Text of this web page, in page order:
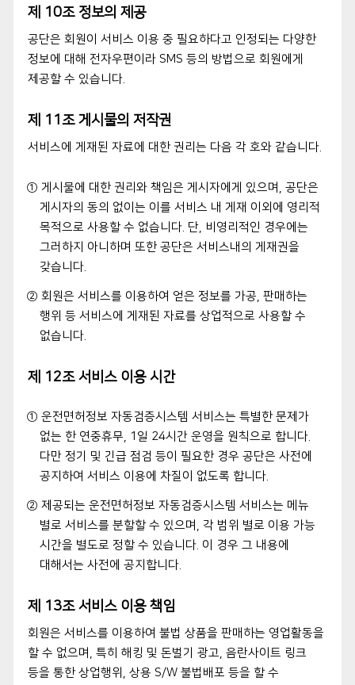
제 10조 정보의 제공
공단은 회원이 서비스 이용 중 필요하다고 인정되는 다양한
정보에 대해 전자우편이라 SMS 등의 방법으로 회원에게
제공할 수 있습니다.
제 11조 게시물의 저작권
서비스에 게재된 자료에 대한 권리는 다음 각 호와 같습니다.
① 게시물에 대한 권리와 책임은 게시자에게 있으며, 공단은
게시자의 동의 없이는 이를 서비스 내 게재 이외에 영리적
목적으로 사용할 수 없습니다. 단, 비영리적인 경우에는
그러하지 아니하며 또한 공단은 서비스내의 게재권을
갖습니다.
② 회원은 서비스를 이용하여 얻은 정보를 가공, 판매하는
행위 등 서비스에 게재된 자료를 상업적으로 사용할 수
없습니다.
제 12조 서비스 이용 시간
① 운전면허정보 자동검증시스템 서비스는 특별한 문제가
없는 한 연중휴무, 1일 24시간 운영을 원칙으로 합니다.
다만 정기 및 긴급 점검 등이 필요한 경우 공단은 사전에
공지하여 서비스 이용에 차질이 없도록 합니다.
② 제공되는 운전면허정보 자동검증시스템 서비스는 메뉴
별로 서비스를 분할할 수 있으며, 각 범위 별로 이용 가능
시간을 별도로 정할 수 있습니다. 이 경우 그 내용에
대해서는 사전에 공지합니다.
제 13조 서비스 이용 책임
회원은 서비스를 이용하여 불법 상품을 판매하는 영업활동을
할 수 없으며, 특히 해킹 및 돈벌기 광고, 음란사이트 링크
등을 통한 상업행위, 상용 S/W 불법배포 등을 할 수